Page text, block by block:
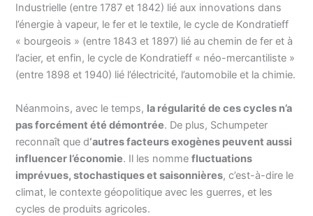
Industrielle (entre 1787 et 1842) lié aux innovations dans
l’énergie à vapeur, le fer et le textile, le cycle de Kondratieff
« bourgeois » (entre 1843 et 1897) lié au chemin de fer et à
l’acier, et enfin, le cycle de Kondratieff « néo-mercantiliste »
(entre 1898 et 1940) lié l’électricité, l’automobile et la chimie.
Néanmoins, avec le temps, la régularité de ces cycles n’a
pas forcément été démontrée. De plus, Schumpeter
reconnaît que d‘autres facteurs exogènes peuvent aussi
influencer l’économie. Il les nommefluctuations
imprévues, stochastiques et saisonnières, c’est-à-dire le
climat, le contexte géopolitique avec les guerres, et les
cycles de produits agricoles.